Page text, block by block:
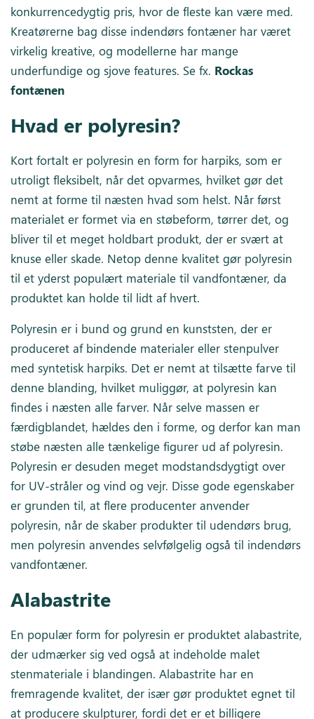
konkurrencedygtig pris, hvor de fleste kan være med.
Kreatørerne bag disse indendørs fontæner har været
virkelig kreative, og modellerne har mange
underfundige og sjove features. Se fx. Rockas
fontænen
Hvad er polyresin?
Kort fortalt er polyresin en form for harpiks, som er
utroligt fleksibelt, når det opvarmes, hvilket gør det
nemt at forme til næsten hvad som helst. Når først
materialet er formet via en støbeform, tørrer det, og
bliver til et meget holdbart produkt, der er svært at
knuse eller skade. Netop denne kvalitet gør polyresin
til et yderst populært materiale til vandfontæner, da
produktet kan holde til lidt af hvert.
Polyresin er i bund og grund en kunststen, der er
produceret af bindende materialer eller stenpulver
med syntetisk harpiks. Det er nemt at tilsætte farve til
denne blanding, hvilket muliggør, at polyresin kan
findes i næsten alle farver. Når selve massen er
færdigblandet, hældes den i forme, og derfor kan man
støbe næsten alle tænkelige figurer ud af polyresin.
Polyresin er desuden meget modstandsdygtigt over
for UV-stråler og vind og vejr. Disse gode egenskaber
er grunden til, at flere producenter anvender
polyresin, når de skaber produkter til udendørs brug,
men polyresin anvendes selvfølgelig også til indendørs
vandfontæner.
Alabastrite
En populær form for polyresin er produktet alabastrite,
der udmærker sig ved også at indeholde malet
stenmateriale i blandingen. Alabastrite har en
fremragende kvalitet, der især gør produktet egnet til
at producere skulpturer, fordi det er et billigere